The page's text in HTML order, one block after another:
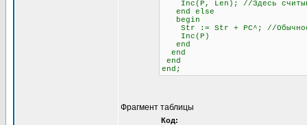
Inc(P, Len); //Здесь
end else
begin
Str := Str + PC^; //Обычное
Inc(P)
end
end
end
end;
Фрагмент таблицы
Код: